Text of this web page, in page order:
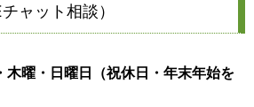
ャット相談）
木曜・日曜日（祝休日・年末年始を